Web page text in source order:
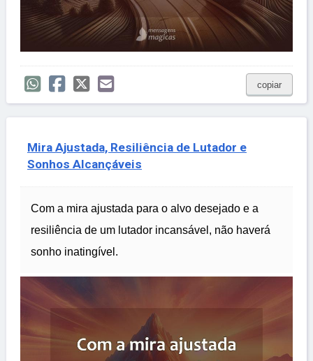
copiar
Mira Ajustada, Resiliência de Lutador e
Sonhos Alcançáveis
Com a mira ajustada para o alvo desejado e a
resiliência de um lutador incansável, não haverá
sonho inatingível.